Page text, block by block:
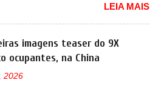
Pelas imagens teaser, se
que o sedã contará com um novo
na dianteira. Ele passa a trazer
horizontal mais destacado que
toda a dianteira do sedã, passando
imagens de patente de uma nova
na China. Registradas no Ministério
e Tecnologia da Informação, o
Xia é uma nova minivan que a
apresentará aos
chineses para além da
LEIA MAIS
imagens teaser do 9X
ocupantes, na China
2026